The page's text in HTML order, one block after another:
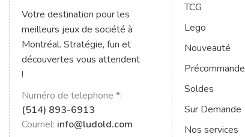
Votre destination pour les
meilleurs jeux de société à
Montréal. Stratégie, fun et
découvertes vous attendent
!
Numéro de telephone *:
(514) 893-6913
Courriel: info@ludold.com
TCG
Lego
Nouveauté
Précommande
Soldes
Sur Demande
Nos services